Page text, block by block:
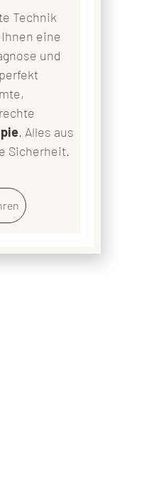
Technik
eine
und
. Alles aus
Sicherheit.